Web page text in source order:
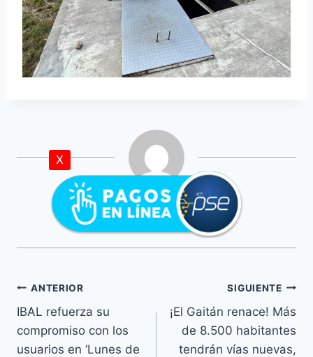
Sala Prensa
ANTERIOR
IBAL refuerza su
compromiso con los
usuarios en ‘Lunes de
SIGUIENTE
¡El Gaitán renace! Más
de 8.500 habitantes
tendrán vías nuevas,
X